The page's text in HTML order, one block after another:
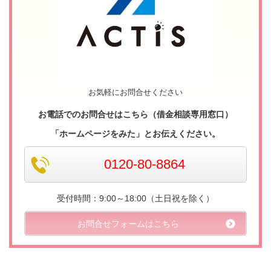
お気軽にお問合せください
お電話でのお問合せはこちら（借金相談専用窓口）
「ホームページをみた」とお伝えください。
0120-80-8864
受付時間：9:00～18:00（土日祝を除く）
お問合せフォームはこちら